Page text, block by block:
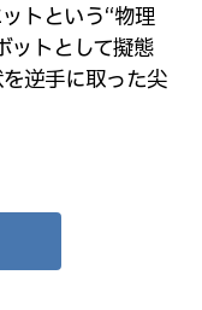
トという“物理
ットとして擬態
逆手に取った尖